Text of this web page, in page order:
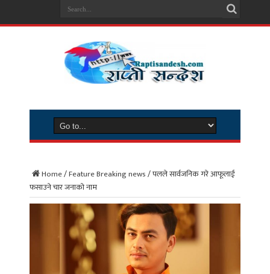
Home/Feature Breaking news/पलले सार्वजनिक गरे आफूलाई
फसाउने चार जनाको नाम